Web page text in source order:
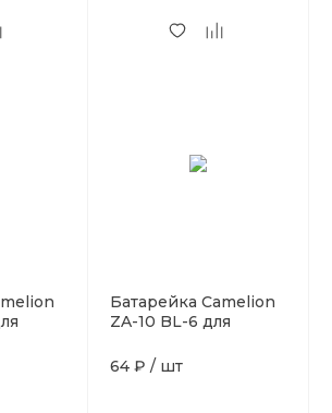
Батарейка Camelion
ZA-10 BL-6 для
(6/60/300/3000)
64 ₽ / шт